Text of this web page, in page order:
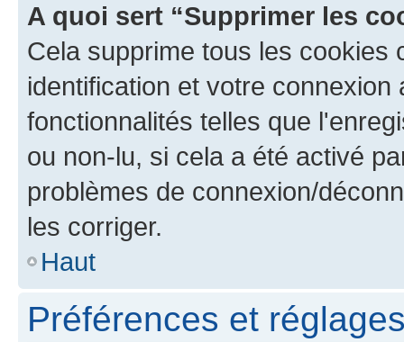
A quoi sert “Supprimer les
Cela supprime tous les cookies
identification et votre
fonctionnalités telles que
ou non-lu, si cela a été activé
problèmes de connexion/
les corriger.
Haut
Préférences et